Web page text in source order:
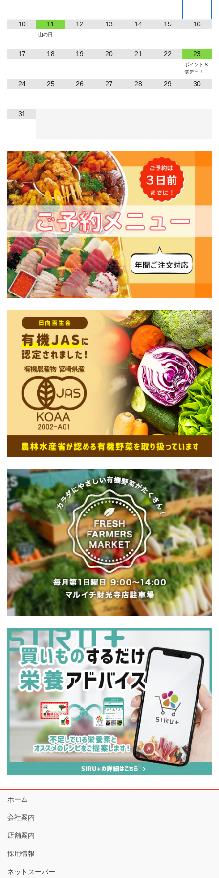
10 11
山の日
12 13 14 15 16
17 18 19 20 21 22 23
ポイント８
倍デー！
24 25 26 27 28 29 30
31
ホーム
会社案内
店舗案内
採用情報
ネットスーパー